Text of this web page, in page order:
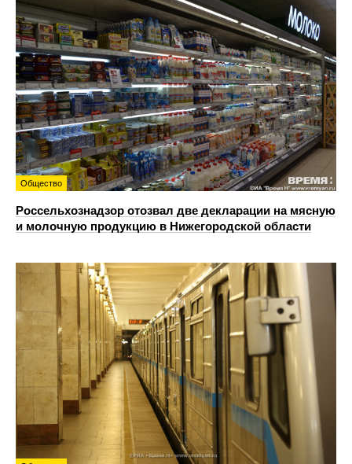
Общество
Россельхознадзор отозвал две декларации на мясную
и молочную продукцию в Нижегородской области